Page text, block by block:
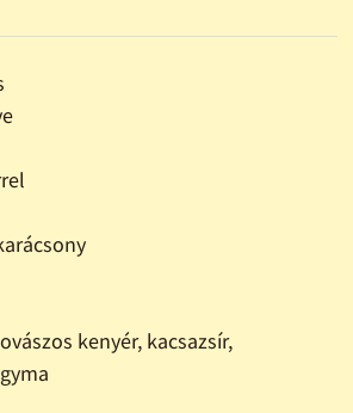
kenyér, kacsazsír,